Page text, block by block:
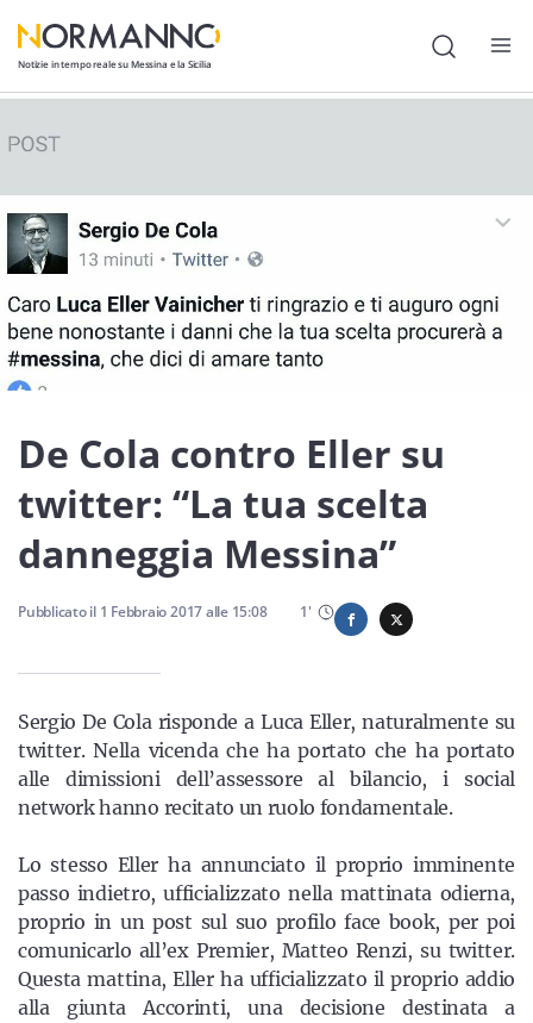
Notizie in tempo reale su Messina e la Sicilia
Attualità
Cronaca
Politica
Cultura
Lavoro
Economia
Sport
Sicilia
Servizi
Resta sempre aggiornato con le ultime news, iscriviti alla
nostra newsletter
Iscriviti
De Cola contro Eller su
twitter: “La tua scelta
danneggia Messina”
Pubblicato il 1 Febbraio 2017alle 15:08 1'
Sergio De Cola risponde a Luca Eller, naturalmente su
twitter. Nella vicenda che ha portato che ha portato
alle dimissioni dell’assessore al bilancio, i social
network hanno recitato un ruolo fondamentale.
Lo stesso Eller ha annunciato il proprio imminente
passo indietro, ufficializzato nella mattinata odierna,
proprio in un post sul suo profilo face book, per poi
comunicarlo all’ex Premier, Matteo Renzi, su twitter.
Questa mattina, Eller ha ufficializzato il proprio addio
alla giunta Accorinti, una decisione destinata a